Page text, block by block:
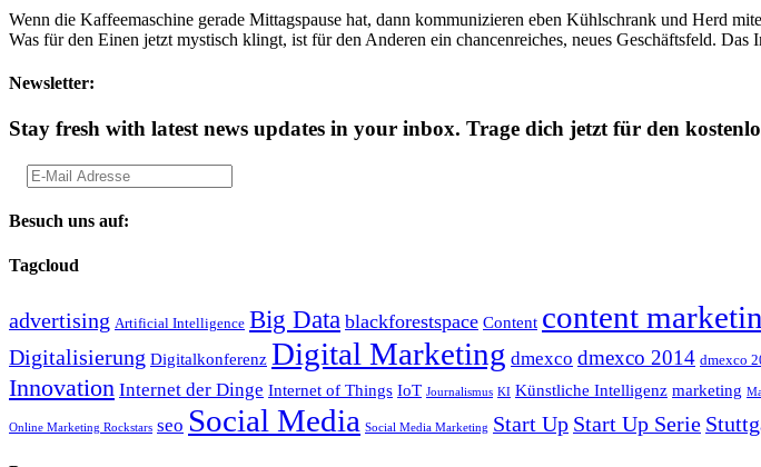
Wenn die Kaffeemaschine gerade Mittagspause hat, dann kommunizieren eben Kühlschrank und Herd
Was für den Einen jetzt mystisch klingt, ist für den Anderen ein chancenreiches, neues Geschäftsfeld.
Newsletter:
Stay fresh with latest news updates in your inbox. Trage dich jetzt für den
Besuch uns auf:
Tagcloud
advertising Artificial Intelligence Big Data blackforestspace Content content
Digitalisierung Digitalkonferenz Digital Marketing dmexco dmexco 2014 dmexco
Innovation Internet der Dinge Internet of Things IoT Journalismus KI Künstliche Intelligenz marketing
Online Marketing Rockstars seo Social Media Social Media Marketing Start Up Start Up Serie